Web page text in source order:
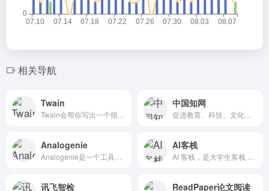
相关导航
Twain 中国知网
Analogenie AI客栈
讯飞智检 ReadPaper论文阅读